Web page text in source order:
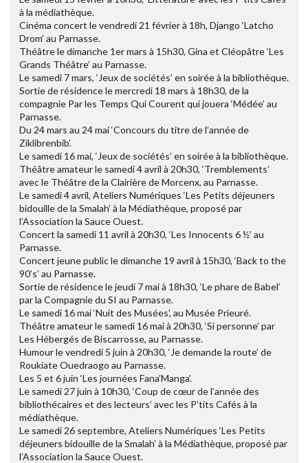
à la médiathèque.
Cinéma concert le vendredi 21 février à 18h, Django ‘Latcho
Drom’ au Parnasse.
Théâtre le dimanche 1er mars à 15h30, Gina et Cléopâtre ‘Les
Grands Théâtre’ au Parnasse.
Le samedi 7 mars, ‘Jeux de sociétés’ en soirée à la bibliothèque.
Sortie de résidence le mercredi 18 mars à 18h30, de la
compagnie Par les Temps Qui Courent qui jouera ‘Médée’ au
Parnasse.
Du 24 mars au 24 mai ‘Concours du titre de l’année de
Ziklibrenbib’.
Le samedi 16 mai, ‘Jeux de sociétés’ en soirée à la bibliothèque.
Théâtre amateur le samedi 4 avril à 20h30, ‘Tremblements’
avec le Théâtre de la Clairière de Morcenx, au Parnasse.
Le samedi 4 avril, Ateliers Numériques ‘Les Petits déjeuners
bidouille de la Smalah’ à la Médiathèque, proposé par
l’Association la Sauce Ouest.
Concert la samedi 11 avril à 20h30, ‘Les Innocents 6 ½’ au
Parnasse.
Concert jeune public le dimanche 19 avril à 15h30, ‘Back to the
90’s’ au Parnasse.
Sortie de résidence le jeudi 7 mai à 18h30, ‘Le phare de Babel’
par la Compagnie du SI au Parnasse.
Le samedi 16 mai ‘Nuit des Musées’, au Musée Prieuré.
Théâtre amateur le samedi 16 mai à 20h30, ‘Si personne’ par
Les Hébergés de Biscarrosse, au Parnasse.
Humour le vendredi 5 juin à 20h30, ‘Je demande la route’ de
Roukiate Ouedraogo au Parnasse.
Les 5 et 6 juin ‘Les journées Fana’Manga’.
Le samedi 27 juin à 10h30, ‘Coup de cœur de l’année des
bibliothécaires et des lecteurs’ avec les P’tits Cafés à la
médiathèque.
Le samedi 26 septembre, Ateliers Numériques ‘Les Petits
déjeuners bidouille de la Smalah’ à la Médiathèque, proposé par
l’Association la Sauce Ouest.